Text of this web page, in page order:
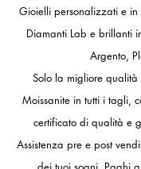
- 11 (circonferenza
diametro interno
- 12 (circonferenza
diametro interno
- 13 (circonferenza
diametro interno
- 14 (circonferenza
diametro interno
- 15 (circonferenza
diametro interno
Gioielli personalizzati e in
Diamanti Lab e brillanti
Argento,
Solo la migliore
Moissanite in tutti i tagli,
certificato di qualità e
Assistenza pre e post